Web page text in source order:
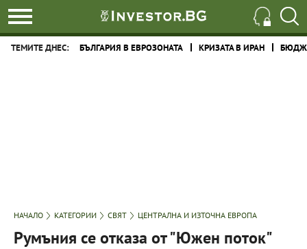
ТЕМИТЕ ДНЕС: БЪЛГАРИЯ В ЕВРОЗОНАТА КРИЗАТА В ИРАН
НАЧАЛО КАТЕГОРИИ СВЯТ ЦЕНТРАЛНА И ИЗТОЧНА ЕВРОПА
Румъния се отказа от "Южен поток"